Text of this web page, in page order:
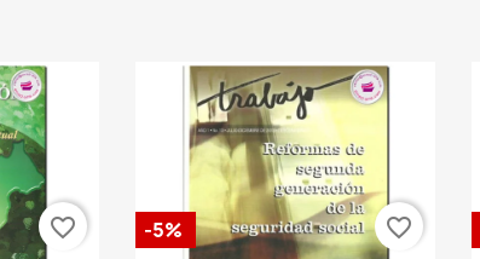
favorite_border -5% favorite_border